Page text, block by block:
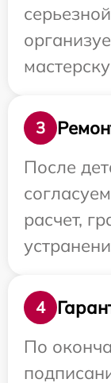
3
После
расчет,
4
По